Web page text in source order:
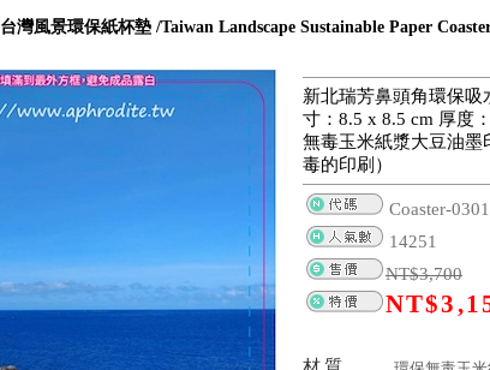
台灣風景環保紙杯墊 /Taiwan Landscape Sustainable Paper
新北瑞芳鼻頭角環保吸
寸：8.5 x 8.5 cm 厚度
無毒玉米紙漿大豆油墨
毒的印刷）
Coaster-0301
14251
NT$3,700
NT$